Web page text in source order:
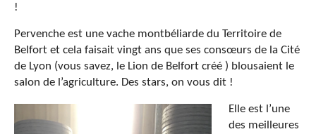
!
Pervenche est une vache montbéliarde du Territoire de
Belfort et cela faisait vingt ans que ses consœurs de la Cité
de Lyon (vous savez, le Lion de Belfort créé ) blousaient le
salon de l’agriculture. Des stars, on vous dit !
Elle est l’une
des meilleures